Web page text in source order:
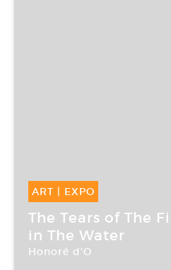
ART | EXPO
14 Sep -25 Nov
The Tears of The
in The Water
Honoré d’O